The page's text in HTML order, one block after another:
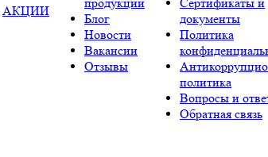
АКЦИИ
Блог
Новости
Вакансии
Отзывы
документы
Политика
политика
Вопросы и
Обратная связь